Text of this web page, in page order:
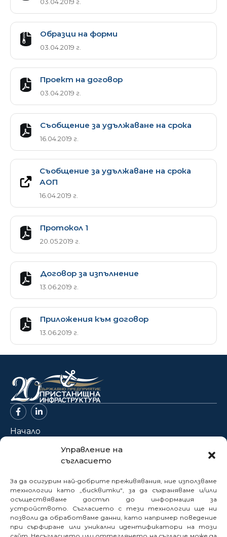
Управление на
съгласието
За да осигурим най-добрите преживявания, ние използваме
технологии като „бисквитки“, за да съхраняваме и/или
осъществяваме достъп до информация за
устройството. Съгласието с тези технологии ще ни
позволи да обработваме данни, като например поведение
при сърфиране или уникални идентификатори на този
Образци на форми
03.04.2019 г.
Проект на договор
03.04.2019 г.
Съобщение за удължаване на срока
16.04.2019 г.
Съобщение за удължаване на срока
АОП
16.04.2019 г.
Протокол 1
20.05.2019 г.
Договор за изпълнение
13.06.2019 г.
Приложения към договор
13.06.2019 г.
Начало
Новини
Нормативна база
Електронни услуги
Профил на купувача
Кариери